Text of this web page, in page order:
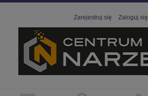
Zarejestruj się Zaloguj się